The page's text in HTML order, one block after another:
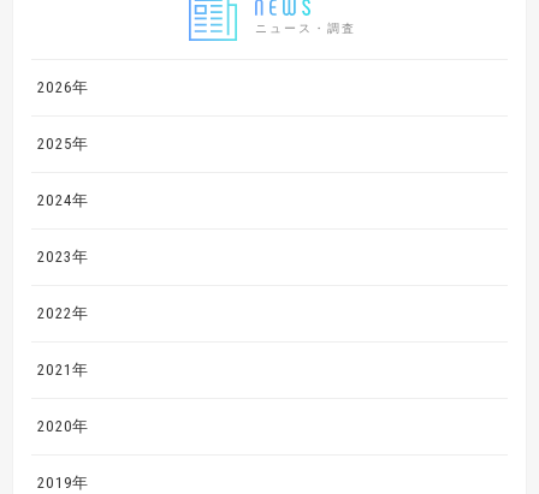
ニュース・調査
2026年
2025年
2024年
2023年
2022年
2021年
2020年
2019年